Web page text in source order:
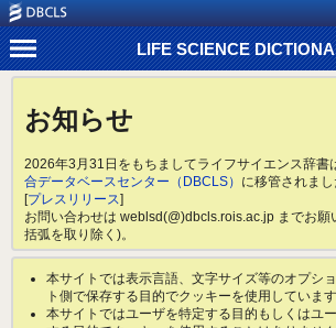
LIFE SCIENCE
お知らせ
2026年3月31日をもちましてライフサイエンス辞書
合データベースセンター（DBCLS） に移管されまし
[プレスリリース]
お問い合わせは weblsd(@)dbcls.rois.ac.jp までお願
括弧を取り除く)。
本サイトでは表示言語、文字サイズ等のオプシ
ト側で保存する目的でクッキーを使用しています
本サイトではユーザを特定する目的もしくはユ